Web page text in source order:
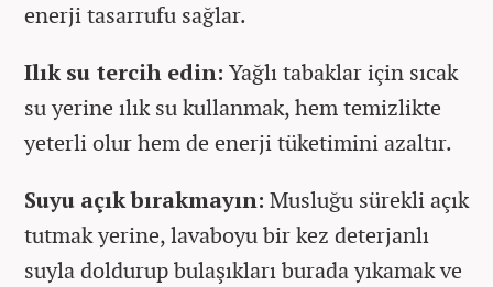
enerji tasarrufu sağlar.
Ilık su tercih edin: Yağlı tabaklar için sıcak
su yerine ılık su kullanmak, hem temizlikte
yeterli olur hem de enerji tüketimini azaltır.
Suyu açık bırakmayın: Musluğu sürekli açık
tutmak yerine, lavaboyu bir kez deterjanlı
suyla doldurup bulaşıkları burada yıkamak ve